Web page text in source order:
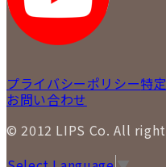
プライバシーポリシー特
お問い合わせ
© 2012 LIPS Co. All